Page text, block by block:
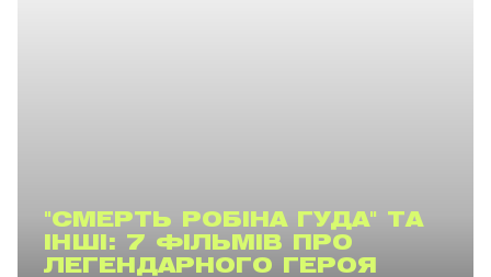
"СМЕРТЬ РОБІНА ГУДА" ТА
ІНШІ: 7 ФІЛЬМІВ ПРО
ЛЕГЕНДАРНОГО ГЕРОЯ